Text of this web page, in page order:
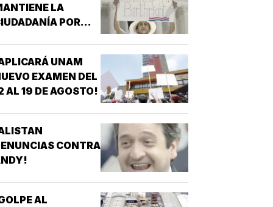
LA
POR
UNAM
EXAMEN DEL
AL 19 DE AGOSTO!
CONTRA
AL